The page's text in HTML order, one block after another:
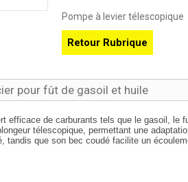
Pompe à levier télescopique
Retour Rubrique
pour fût de gasoil et huile
efficace de carburants tels que le gasoil, le
télescopique, permettant une
que son bec coudé facilite un